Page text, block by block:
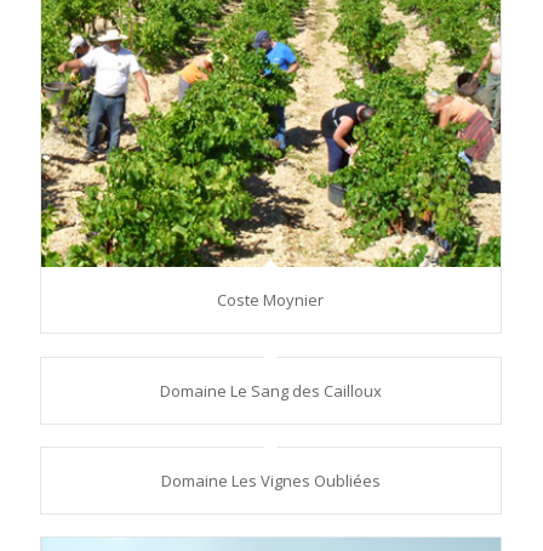
Coste Moynier
Domaine Le Sang des Cailloux
Domaine Les Vignes Oubliées